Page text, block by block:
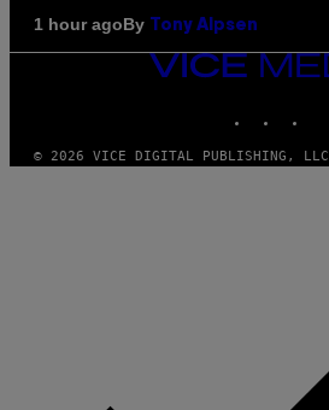
1 hour agoBy Tony Alpsen
VICE
MEDIA
© 2026 VICE DIGITAL PUBLISHING, LLC